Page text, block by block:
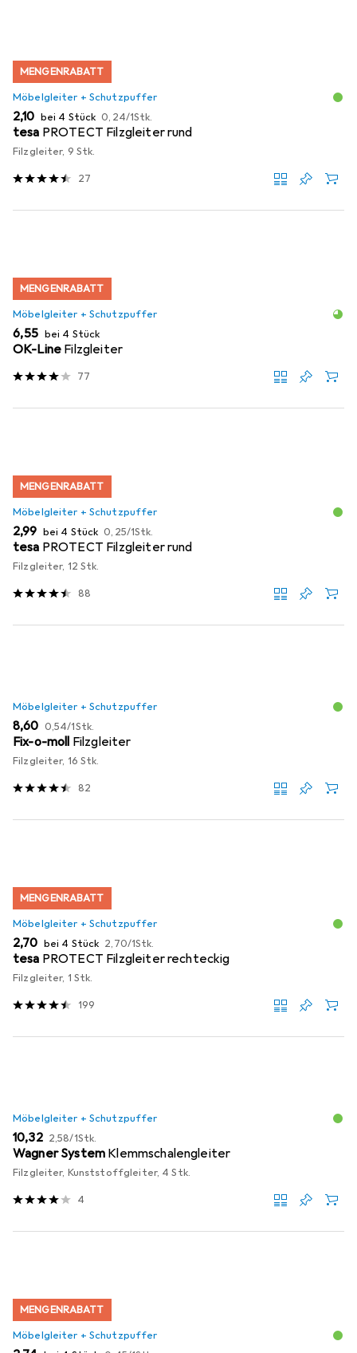
MENGENRABATT
Möbelgleiter + Schutzpuffer
EUR
2,10 bei 4 Stück EUR
0,24/1Stk.
tesa PROTECT Filzgleiter rund
Filzgleiter, 9 Stk.
27
MENGENRABATT
Möbelgleiter + Schutzpuffer
EUR
6,55 bei 4 Stück
OK-Line Filzgleiter
77
MENGENRABATT
Möbelgleiter + Schutzpuffer
EUR
2,99 bei 4 Stück EUR
0,25/1Stk.
tesa PROTECT Filzgleiter rund
Filzgleiter, 12 Stk.
88
Möbelgleiter + Schutzpuffer
EUR
8,60 EUR
0,54/1Stk.
Fix-o-moll Filzgleiter
Filzgleiter, 16 Stk.
82
MENGENRABATT
Möbelgleiter + Schutzpuffer
EUR
2,70 bei 4 Stück EUR
2,70/1Stk.
tesa PROTECT Filzgleiter rechteckig
Filzgleiter, 1 Stk.
199
Möbelgleiter + Schutzpuffer
EUR
10,32 EUR
2,58/1Stk.
Wagner System Klemmschalengleiter
Filzgleiter, Kunststoffgleiter, 4 Stk.
4
MENGENRABATT
Möbelgleiter + Schutzpuffer